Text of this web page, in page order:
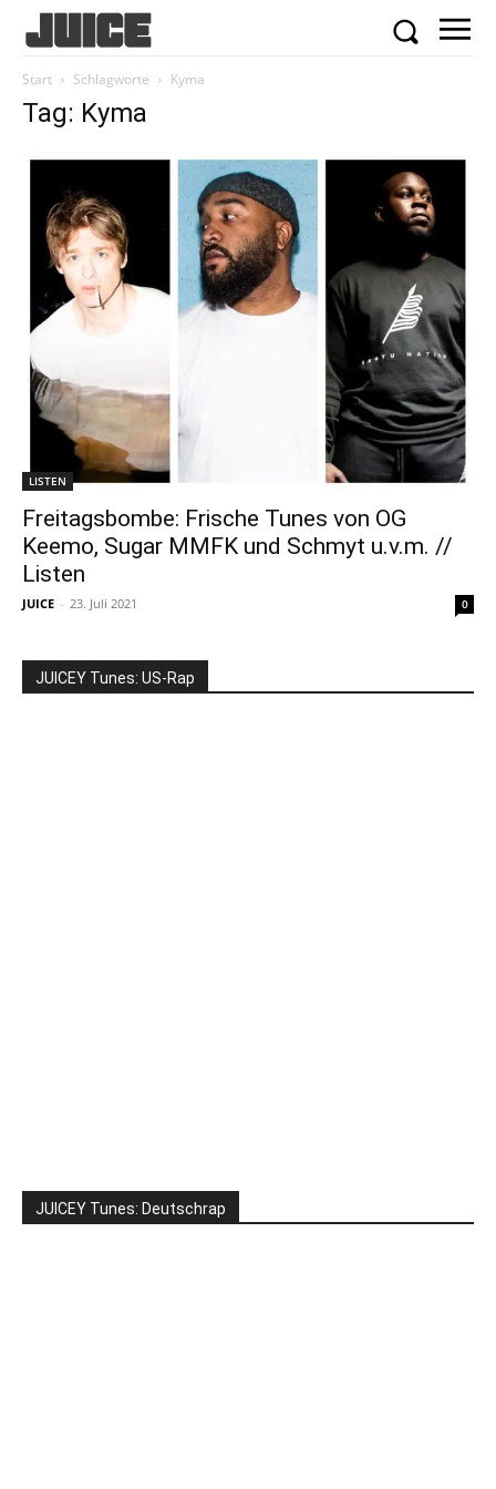
Start Schlagworte Kyma
Tag: Kyma
LISTEN
Freitagsbombe: Frische Tunes von OG
Keemo, Sugar MMFK und Schmyt u.v.m. //
Listen
JUICE - 23. Juli 2021 0
JUICEY Tunes: US-Rap
JUICEY Tunes: Deutschrap